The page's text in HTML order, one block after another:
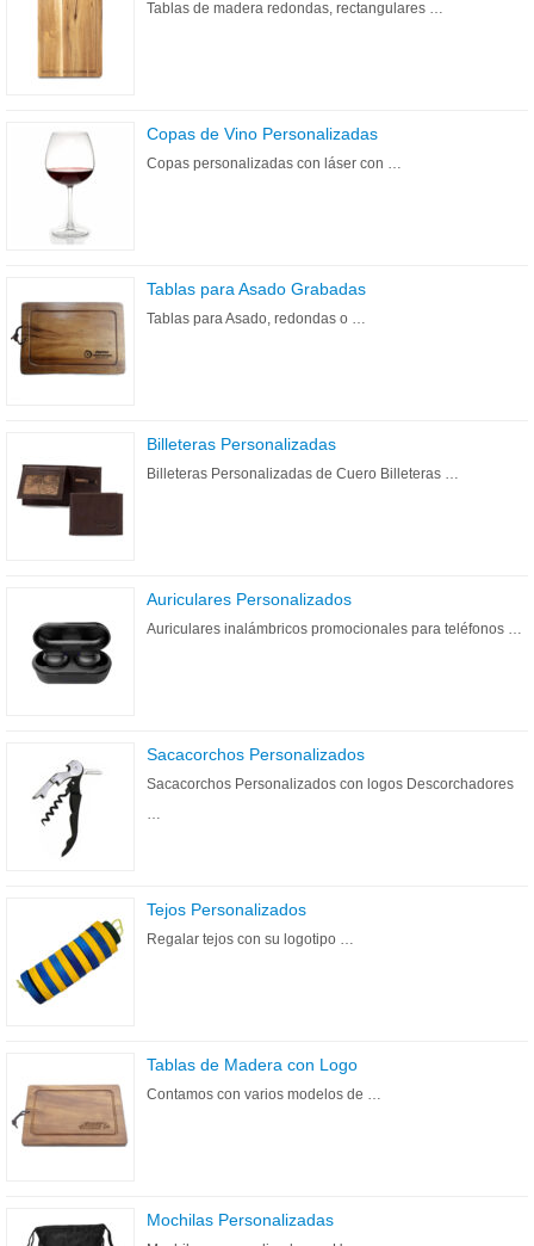
Tablas de madera redondas, rectangulares …
Copas de Vino Personalizadas
Copas personalizadas con láser con …
Tablas para Asado Grabadas
Tablas para Asado, redondas o …
Billeteras Personalizadas
Billeteras Personalizadas de Cuero Billeteras …
Auriculares Personalizados
Auriculares inalámbricos promocionales para teléfonos …
Sacacorchos Personalizados
Sacacorchos Personalizados con logos Descorchadores
…
Tejos Personalizados
Regalar tejos con su logotipo …
Tablas de Madera con Logo
Contamos con varios modelos de …
Mochilas Personalizadas